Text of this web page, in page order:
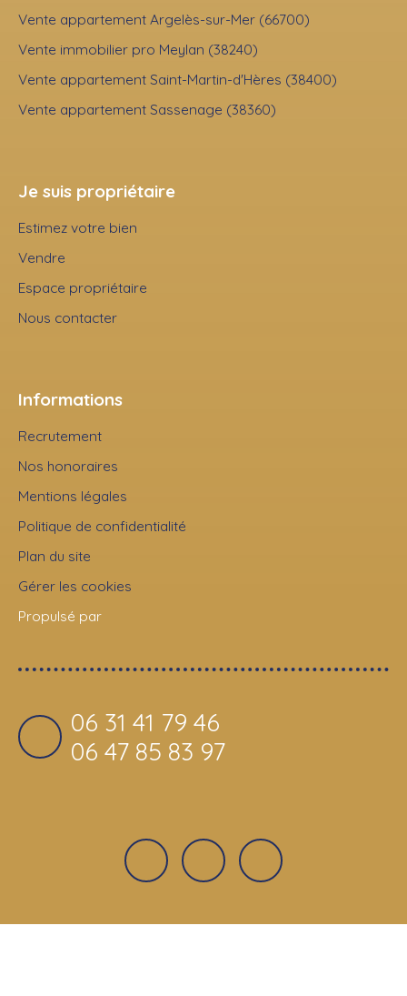
Vente appartement Argelès-sur-Mer (66700)
Vente immobilier pro Meylan (38240)
Vente appartement Saint-Martin-d'Hères (38400)
Vente appartement Sassenage (38360)
Je suis propriétaire
Estimez votre bien
Vendre
Espace propriétaire
Nous contacter
Informations
Recrutement
Nos honoraires
Mentions légales
Politique de confidentialité
Plan du site
Gérer les cookies
Propulsé par
06 31 41 79 46
06 47 85 83 97